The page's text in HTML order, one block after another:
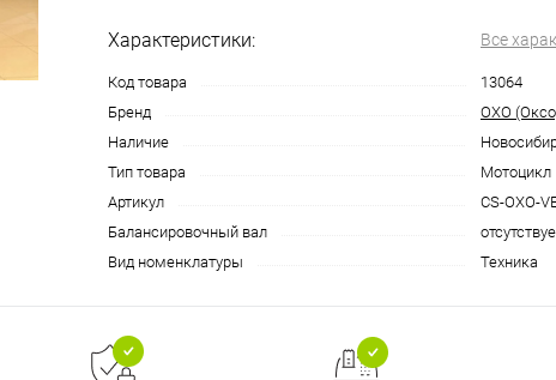
Характеристики: Все
Код товара
13064
Бренд
OXO
Наличие
Тип товара
Мотоцикл
Артикул
CS-OXO-
Балансировочный вал
Вид номенклатуры
Техника